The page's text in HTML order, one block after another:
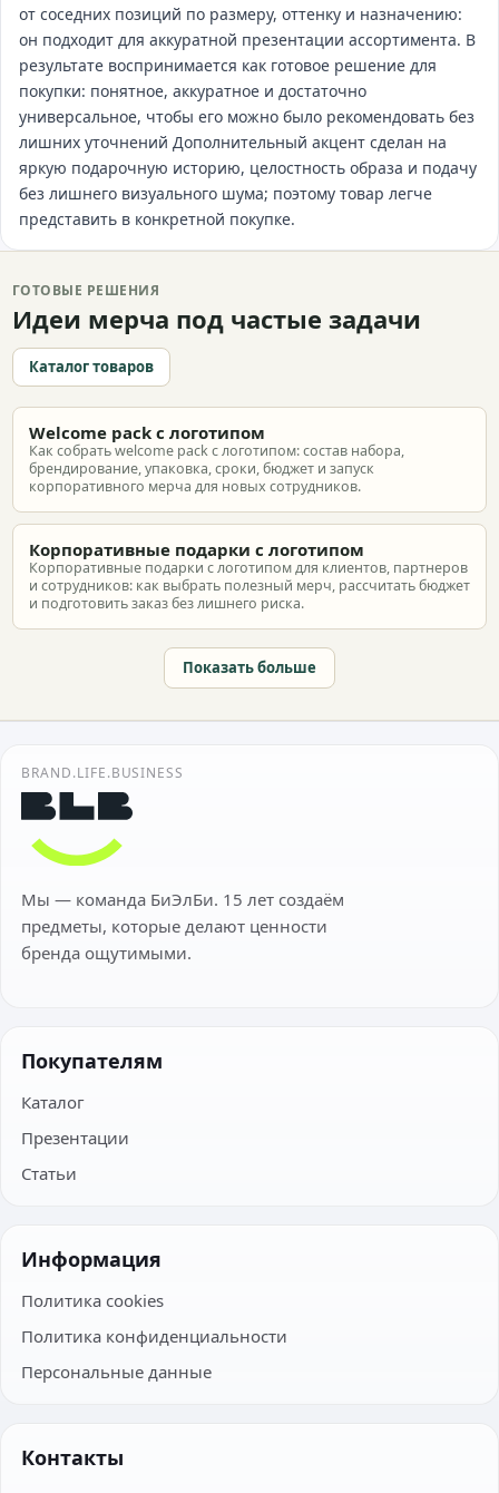
от соседних позиций по размеру, оттенку и назначению:
он подходит для аккуратной презентации ассортимента. В
результате воспринимается как готовое решение для
покупки: понятное, аккуратное и достаточно
универсальное, чтобы его можно было рекомендовать без
лишних уточнений Дополнительный акцент сделан на
яркую подарочную историю, целостность образа и подачу
без лишнего визуального шума; поэтому товар легче
представить в конкретной покупке.
ГОТОВЫЕ РЕШЕНИЯ
Идеи мерча под частые задачи
Каталог товаров
Welcome pack с логотипом
Как собрать welcome pack с логотипом: состав набора,
брендирование, упаковка, сроки, бюджет и запуск
корпоративного мерча для новых сотрудников.
Корпоративные подарки с логотипом
Корпоративные подарки с логотипом для клиентов, партнеров
и сотрудников: как выбрать полезный мерч, рассчитать бюджет
и подготовить заказ без лишнего риска.
Показать больше
BRAND.LIFE.BUSINESS
Мы — команда БиЭлБи. 15 лет создаём
предметы, которые делают ценности
бренда ощутимыми.
Покупателям
Каталог
Презентации
Статьи
Информация
Политика cookies
Политика конфиденциальности
Персональные данные
Контакты